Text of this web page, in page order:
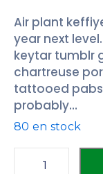
Air plant
year next
keytar tumblr
chartreuse
tattooed
probably…
80 en stock